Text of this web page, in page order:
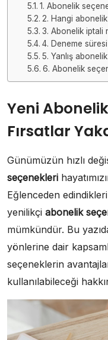
1. Abonelik
2. Hangi
3. Abonelik iptali
4. Deneme süresi
5. Yanlış
6. Abonelik
Yeni
Fırsatlar
Günümüzün hızlı
seçenekleri
Eğlenceden
yenilikçi abonelik
mümkündür. Bu
yönlerine dair
seçeneklerin
kullanılabileceği